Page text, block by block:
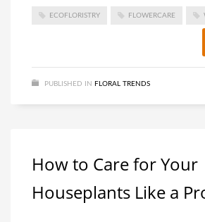
ECOFLORISTRY FLOWERCARE
PUBLISHED IN FLORAL TRENDS
How to Care for Your
Houseplants Like a